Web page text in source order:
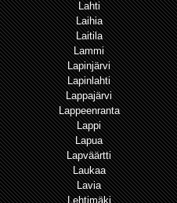
Lahti
Laihia
Laitila
Lammi
Lapinjärvi
Lapinlahti
Lappajärvi
Lappeenranta
Lappi
Lapua
Lapväärtti
Laukaa
Lavia
Lehtimäki